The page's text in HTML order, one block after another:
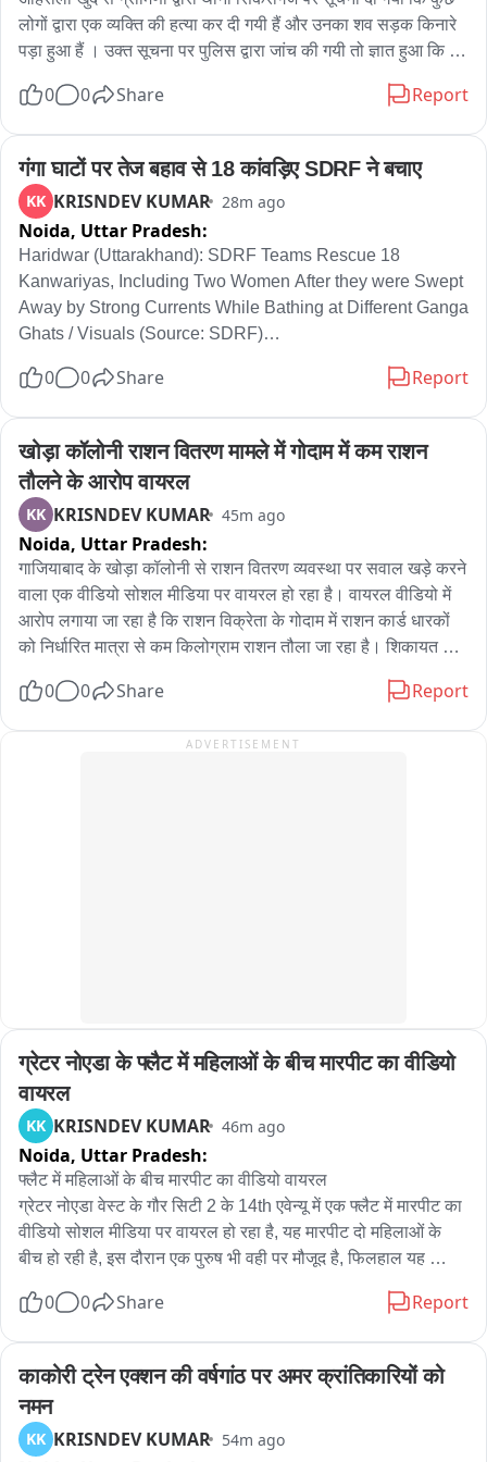
लोगों द्वारा एक व्यक्ति की हत्या कर दी गयी हैं और उनका शव सड़क किनारे
पड़ा हुआ हैं । उक्त सूचना पर पुलिस द्वारा जांच की गयी तो ज्ञात हुआ कि
उनका कुछ लोगों के साथ विवाद हो गया, विवाद के दौरान ही कुछ लोगों द्वारा
प्राप्त तहरीर के आधार पर थाना सिकरीगंज पर सुसंगत धाराओं में अभियोग
पंजीकृत कर नामजद 03 अभियुक्तों व 07 संदिग्ध व्यक्तियों को पुलिस
हिरासत में लेकर पूछताछ व अग्रिम विधिक कार्यवाही की जा रही हैं।
0 0 Share Report
गंगा घाटों पर तेज बहाव से 18 कांवड़िए SDRF ने बचाए
KK KRISNDEV KUMAR 28m ago
Noida, Uttar Pradesh:
Haridwar (Uttarakhand): SDRF Teams Rescue 18
Kanwariyas, Including Two Women After they were Swept
Away by Strong Currents While Bathing at Different Ganga
Ghats / Visuals (Source: SDRF)
हरिद्वार, उत्तराखंड: हरिद्वार में गंगा के अलग-अलग घाटों पर नहाते समय तेज़
महिलाएं भी शामिल थीं) को बचाया。
(स्रोत: SDRF)
0 0 Share Report
खोड़ा कॉलोनी राशन वितरण मामले में गोदाम में कम राशन
तौलने के आरोप वायरल
KK KRISNDEV KUMAR 45m ago
Noida, Uttar Pradesh:
गाजियाबाद के खोड़ा कॉलोनी से राशन वितरण व्यवस्था पर सवाल खड़े करने
वाला एक वीडियो सोशल मीडिया पर वायरल हो रहा है। वायरल वीडियो में
आरोप लगाया जा रहा है कि राशन विक्रेता के गोदाम में राशन कार्ड धारकों
को निर्धारित मात्रा से कम किलोग्राम राशन तौला जा रहा है। शिकायत
आरोप लगाए जा रहे हैं। वहीं वीडियो में छोटे बच्चों से राशन के गोदाम/दफ्तर में
0 0 Share Report
ADVERTISEMENT
ग्रेटर नोएडा के फ्लैट में महिलाओं के बीच मारपीट का वीडियो
वायरल
KK KRISNDEV KUMAR 46m ago
Noida, Uttar Pradesh:
फ्लैट में महिलाओं के बीच मारपीट का वीडियो वायरल
ग्रेटर नोएडा वेस्ट के गौर सिटी 2 के 14th एवेन्यू में एक फ्लैट में मारपीट का
वीडियो सोशल मीडिया पर वायरल हो रहा है, यह मारपीट दो महिलाओं के
बीच हो रही है, इस दौरान एक पुरुष भी वही पर मौजूद है, फिलहाल यह
बताया जा रहा है कि पति और पत्नी के बीच विवाद चल रहा था और इनका
फ्लैट को खाली कर रही थी तो उसने मदद के लिए उस महिला के पति को
14th एवेन्यूट बुला लिया और महिला को भी इस बात की भनक लग गई और
वह भी अपने पति के पीछे 14th एवेन्यू पहुंच गई, जब उसने वहां पर अपने पति
को उस महिला के साथ देखा तो पहले दोनों के बीच विवाद हुआ और विवाद के
0 0 Share Report
काकोरी ट्रेन एक्शन की वर्षगांठ पर अमर क्रांतिकारियों को
नमन
KK KRISNDEV KUMAR 54m ago